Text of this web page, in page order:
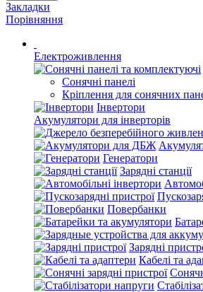
Закладки
Порівняння
Електроживлення
Сонячні панелі
Кріплення для сонячних
Інвертори
Акумулятори для інверторів
Генератори
Зарядні станції
Повербанки
Зарядні
Кабелі та